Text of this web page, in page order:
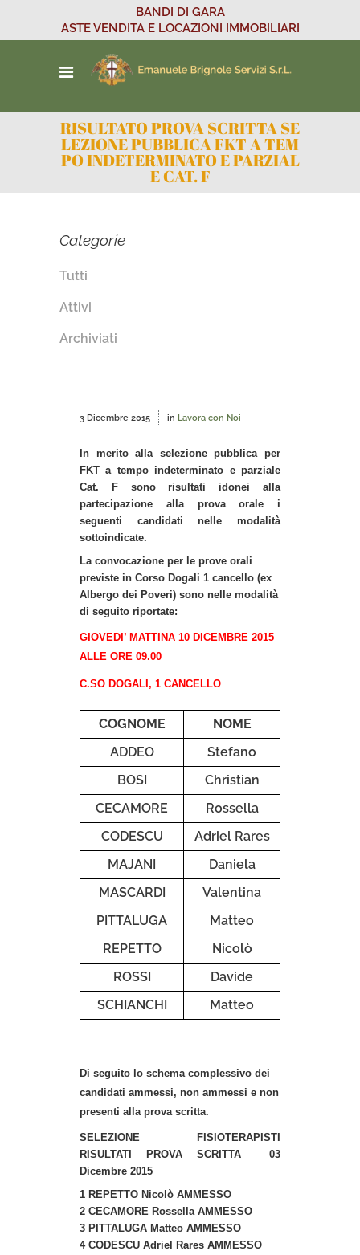
BANDI DI GARA
ASTE VENDITA E LOCAZIONI IMMOBILIARI
RISULTATO PROVA SCRITTA SE
LEZIONE PUBBLICA FKT A TEM
PO INDETERMINATO E PARZIAL
E CAT. F
Categorie
Tutti
Attivi
Archiviati
3 Dicembre 2015 in Lavora con Noi
In merito alla selezione pubblica per
FKT a tempo indeterminato e parziale
Cat. F sono risultati idonei alla
partecipazione alla prova orale i
seguenti candidati nelle modalità
sottoindicate.
La convocazione per le prove orali
previste in Corso Dogali 1 cancello (ex
Albergo dei Poveri) sono nelle modalità
di seguito riportate:
GIOVEDI’ MATTINA 10 DICEMBRE 2015
ALLE ORE 09.00
C.SO DOGALI, 1 CANCELLO
COGNOME
NOME
ADDEO
Stefano
BOSI
Christian
CECAMORE
Rossella
CODESCU
Adriel Rares
MAJANI
Daniela
MASCARDI
Valentina
PITTALUGA
Matteo
REPETTO
Nicolò
ROSSI
Davide
SCHIANCHI
Matteo
Di seguito lo schema complessivo dei
candidati ammessi, non ammessi e non
presenti alla prova scritta.
SELEZIONE FISIOTERAPISTI
RISULTATI PROVA SCRITTA 03
Dicembre 2015
1 REPETTO Nicolò AMMESSO
2 CECAMORE Rossella AMMESSO
3 PITTALUGA Matteo AMMESSO
4 CODESCU Adriel Rares AMMESSO